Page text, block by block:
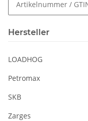
Hersteller
LOADHOG
Petromax
SKB
Zarges